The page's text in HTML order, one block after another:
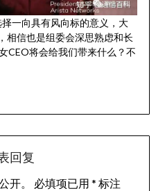
一向具有风向标的意义，大
相信也是组委会深思熟虑和长
CEO将会给我们带来什么？不
回复
开。 必填项已用 * 标注